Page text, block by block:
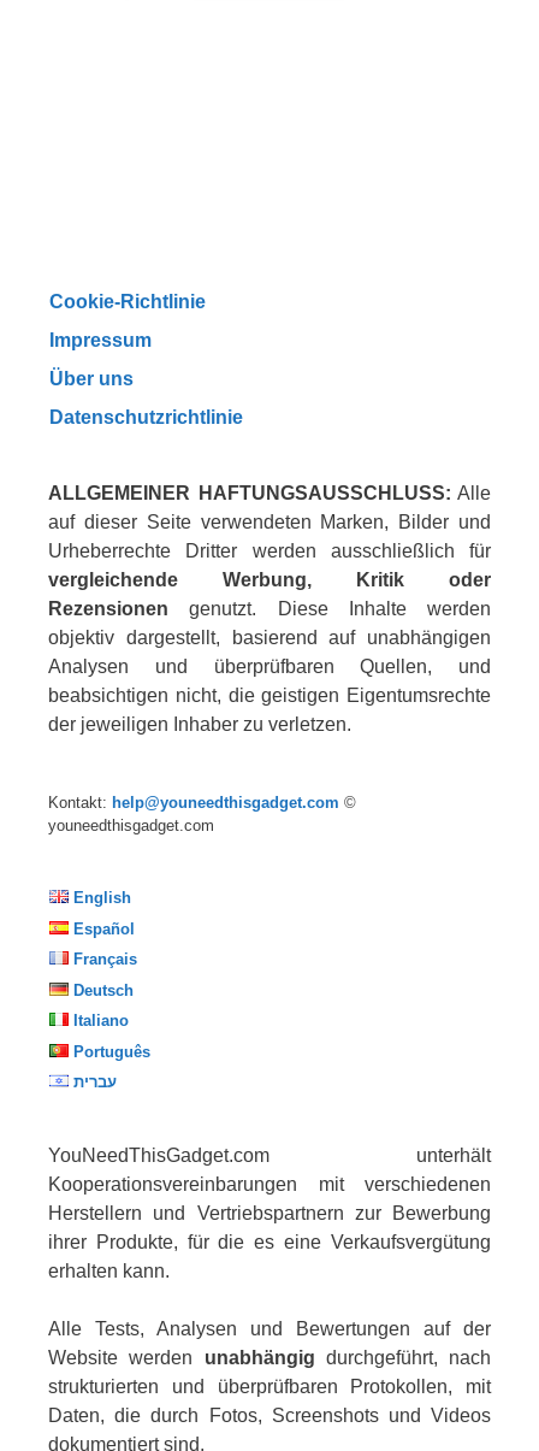
Cookie-Richtlinie
Impressum
Über uns
Datenschutzrichtlinie
ALLGEMEINER HAFTUNGSAUSSCHLUSS: Alle
auf dieser Seite verwendeten Marken, Bilder und
Urheberrechte Dritter werden ausschließlich für
vergleichende Werbung, Kritik oder
Rezensionen genutzt. Diese Inhalte werden
objektiv dargestellt, basierend auf unabhängigen
Analysen und überprüfbaren Quellen, und
beabsichtigen nicht, die geistigen Eigentumsrechte
der jeweiligen Inhaber zu verletzen.
Kontakt: help@youneedthisgadget.com ©
youneedthisgadget.com
English
Español
Français
Deutsch
Italiano
Português
עברית
YouNeedThisGadget.com unterhält
Kooperationsvereinbarungen mit verschiedenen
Herstellern und Vertriebspartnern zur Bewerbung
ihrer Produkte, für die es eine Verkaufsvergütung
erhalten kann.
Alle Tests, Analysen und Bewertungen auf der
Website werden unabhängig durchgeführt, nach
strukturierten und überprüfbaren Protokollen, mit
Daten, die durch Fotos, Screenshots und Videos
dokumentiert sind.